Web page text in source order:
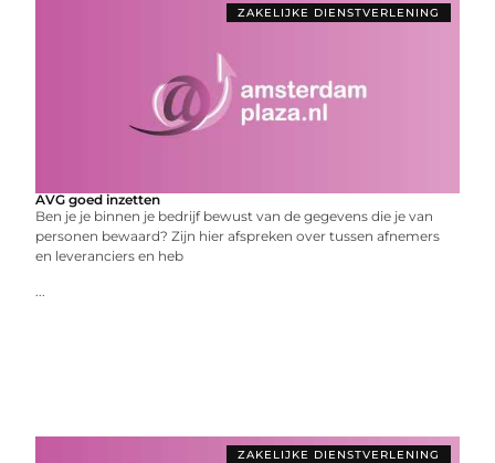
ZAKELIJKE DIENSTVERLENING
AVG goed inzetten
Ben je je binnen je bedrijf bewust van de gegevens die je van
personen bewaard? Zijn hier afspreken over tussen afnemers
en leveranciers en heb
...
ZAKELIJKE DIENSTVERLENING